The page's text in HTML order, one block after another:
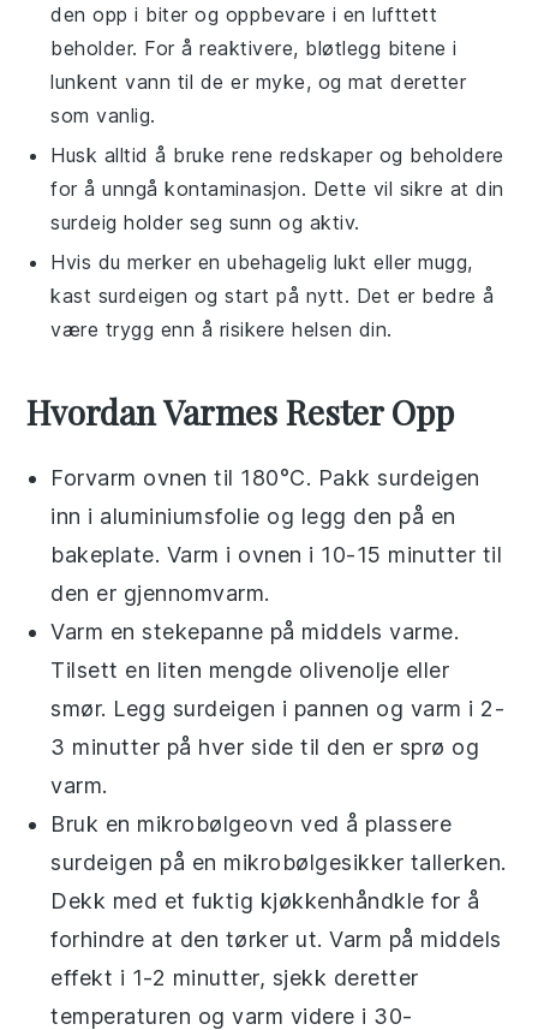
den opp i biter og oppbevare i en lufttett
beholder. For å reaktivere, bløtlegg bitene i
lunkent vann til de er myke, og mat deretter
som vanlig.
Husk alltid å bruke rene redskaper og beholdere
for å unngå kontaminasjon. Dette vil sikre at din
surdeig holder seg sunn og aktiv.
Hvis du merker en ubehagelig lukt eller mugg,
kast surdeigen og start på nytt. Det er bedre å
være trygg enn å risikere helsen din.
Hvordan Varmes Rester Opp
Forvarm ovnen til 180°C. Pakksurdeigen
inn i aluminiumsfolie og legg den på en
bakeplate. Varm i ovnen i 10-15 minutter til
den er gjennomvarm.
Varm en stekepanne på middels varme.
Tilsett en liten mengde olivenolje eller
smør. Legg surdeigen i pannen og varm i 2-
3 minutter på hver side til den er sprø og
varm.
Bruk en mikrobølgeovn ved å plassere
surdeigen på en mikrobølgesikker tallerken.
Dekk med et fuktig kjøkkenhåndkle for å
forhindre at den tørker ut. Varm på middels
effekt i 1-2 minutter, sjekk deretter
temperaturen og varm videre i 30-